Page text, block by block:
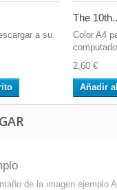
a su
The
Color A4
2,60 €
Añadir
de la imagen ejemplo